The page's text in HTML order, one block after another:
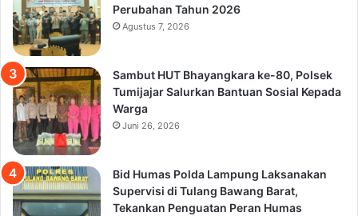
Perubahan Tahun 2026
Agustus 7, 2026
Sambut HUT Bhayangkara ke-80, Polsek
Tumijajar Salurkan Bantuan Sosial Kepada
Warga
Juni 26, 2026
Bid Humas Polda Lampung Laksanakan
Supervisi di Tulang Bawang Barat,
Tekankan Penguatan Peran Humas